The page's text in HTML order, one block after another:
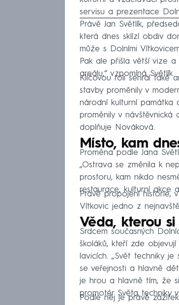
servisu a prezentace
Právě Jan Světlík,
která dnes sklízí obdiv
může s Dolními
Pak ale přišla větší vize
areálu,“ vzpomíná Světlík.
Klíčovou roli sehrál také
stavby proměnily v
národní kulturní památka
proměnily v návštěvnická
doplňuje Nováková.
Místo, kam
Proměna podle Jana
„Ostrava se změnila k
prostoru, kam nikdo
restaurace, kulturní akce
Právě propojení historie,
Vítkovic jedno z
Věda, kterou
Srdcem současných
školáků, kteří zde
lavicích. „Svět techniky
se veřejnosti a hlavně
je hrou a hlavně tím, že
promotér Světa techniky v
Podle něj je právě